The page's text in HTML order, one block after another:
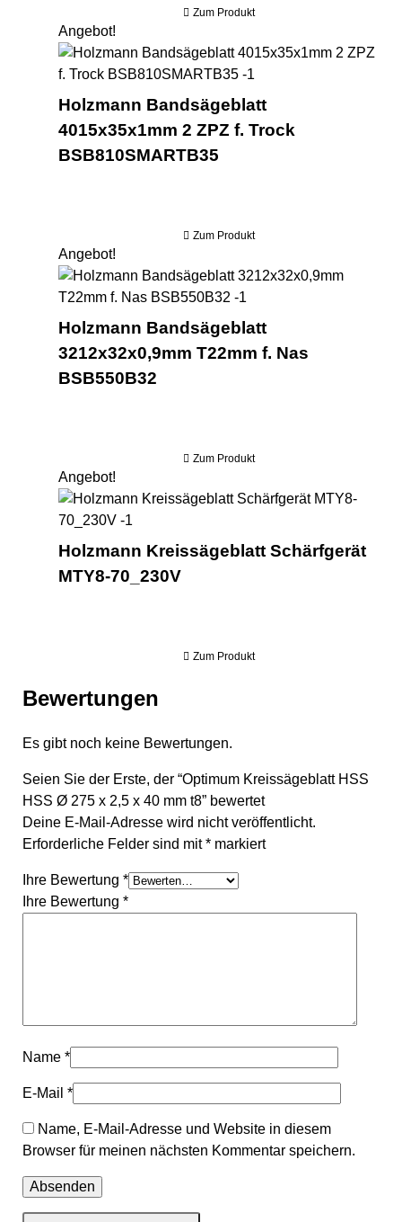
Zum Produkt
Angebot!
Holzmann Bandsägeblatt
4015x35x1mm 2 ZPZ f. Trock
BSB810SMARTB35
Zum Produkt
Angebot!
Holzmann Bandsägeblatt
3212x32x0,9mm T22mm f. Nas
BSB550B32
Zum Produkt
Angebot!
Holzmann Kreissägeblatt Schärfgerät
MTY8-70_230V
Zum Produkt
Bewertungen
Es gibt noch keine Bewertungen.
Seien Sie der Erste, der “Optimum Kreissägeblatt HSS
HSS Ø 275 x 2,5 x 40 mm t8” bewertet
Deine E-Mail-Adresse wird nicht veröffentlicht.
Erforderliche Felder sind mit* markiert
Ihre Bewertung *
Ihre Bewertung *
Name *
E-Mail *
Name, E-Mail-Adresse und Website in diesem
Browser für meinen nächsten Kommentar speichern.